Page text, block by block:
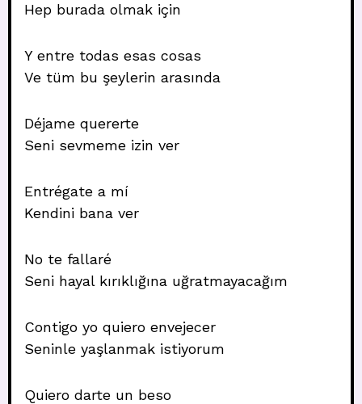
Hep burada olmak için
Y entre todas esas cosas
Ve tüm bu şeylerin arasında
Déjame quererte
Seni sevmeme izin ver
Entrégate a mí
Kendini bana ver
No te fallaré
Seni hayal kırıklığına uğratmayacağım
Contigo yo quiero envejecer
Seninle yaşlanmak istiyorum
Quiero darte un beso